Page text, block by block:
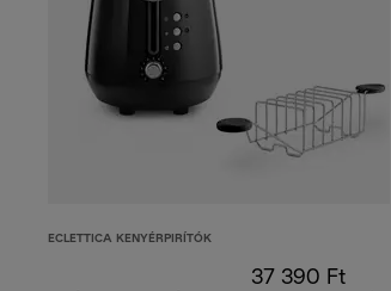
ECLETTICA KENYÉRPIRÍTÓK
37 390 Ft